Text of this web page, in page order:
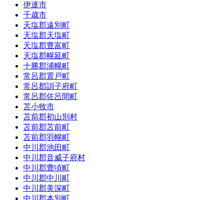
伊達市
千歳市
天塩郡遠別町
天塩郡天塩町
天塩郡豊富町
天塩郡幌延町
十勝郡浦幌町
常呂郡置戸町
常呂郡訓子府町
常呂郡佐呂間町
苫小牧市
苫前郡初山別村
苫前郡苫前町
苫前郡羽幌町
中川郡池田町
中川郡音威子府村
中川郡豊頃町
中川郡中川町
中川郡美深町